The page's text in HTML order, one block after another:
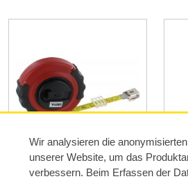
Measurement tools
Wir analysieren die
unserer Website, um das
verbessern. Beim Erfassen der